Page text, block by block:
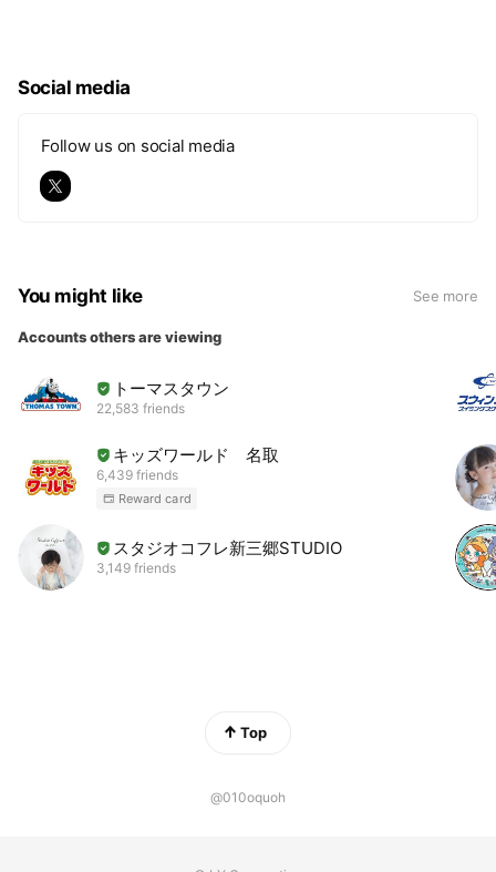
Social media
Follow us on social media
You might like See more
Accounts others are viewing
トーマスタウン
22,583 friends
キッズワールド 名取
6,439 friends
Reward card
スタジオコフレ新三郷STUDIO
3,149 friends
Top
@010oquoh